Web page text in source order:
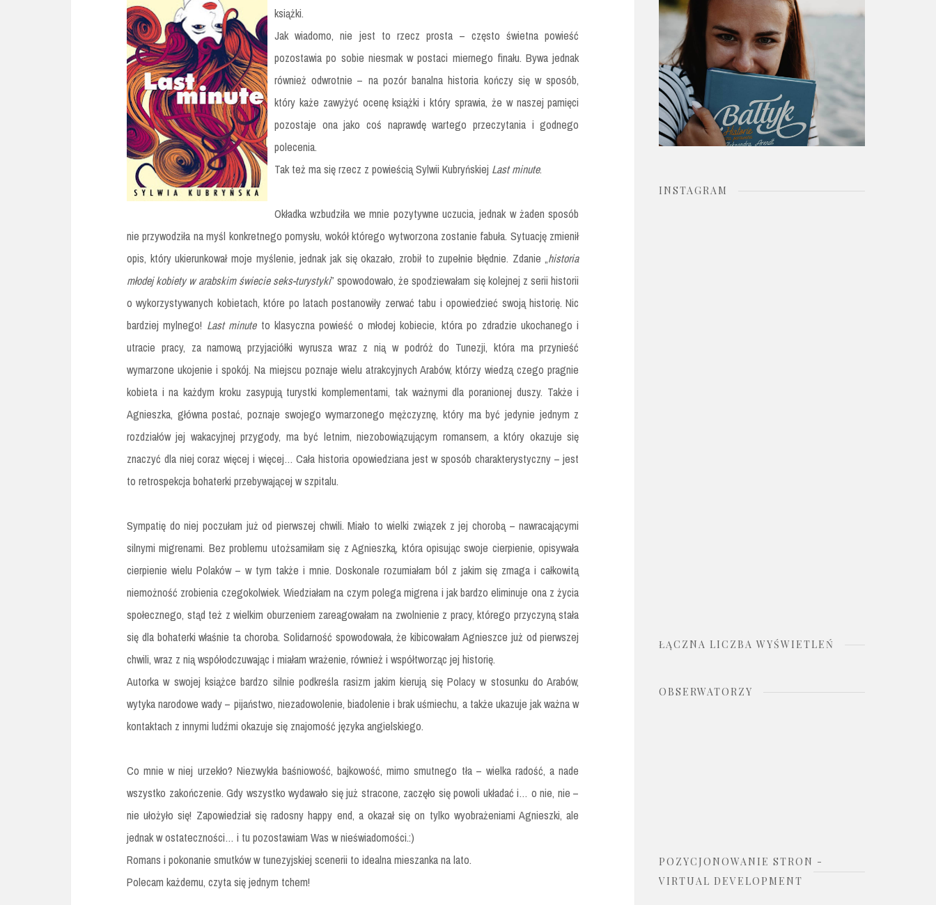
książki.
Jak wiadomo, nie jest to rzecz prosta – często świetna powieść
pozostawia po sobie niesmak w postaci miernego finału. Bywa jednak
również odwrotnie – na pozór banalna historia kończy się w sposób,
który każe zawyżyć ocenę książki i który sprawia, że w naszej pamięci
pozostaje ona jako coś naprawdę wartego przeczytania i godnego
polecenia.
Tak też ma się rzecz z powieścią Sylwii Kubryńskiej Last minute.
Okładka wzbudziła we mnie pozytywne uczucia, jednak w żaden sposób
nie przywodziła na myśl konkretnego pomysłu, wokół którego wytworzona zostanie fabuła. Sytuację zmienił
opis, który ukierunkował moje myślenie, jednak jak się okazało, zrobił to zupełnie błędnie. Zdanie „historia
młodej kobiety w arabskim świecie seks-turystyki” spowodowało, że spodziewałam się kolejnej z serii historii
o wykorzystywanych kobietach, które po latach postanowiły zerwać tabu i opowiedzieć swoją historię. Nic
bardziej mylnego! Last minuteto klasyczna powieść o młodej kobiecie, która po zdradzie ukochanego i
utracie pracy, za namową przyjaciółki wyrusza wraz z nią w podróż do Tunezji, która ma przynieść
wymarzone ukojenie i spokój. Na miejscu poznaje wielu atrakcyjnych Arabów, którzy wiedzą czego pragnie
kobieta i na każdym kroku zasypują turystki komplementami, tak ważnymi dla poranionej duszy. Także i
Agnieszka, główna postać, poznaje swojego wymarzonego mężczyznę, który ma być jedynie jednym z
rozdziałów jej wakacyjnej przygody, ma być letnim, niezobowiązującym romansem, a który okazuje się
znaczyć dla niej coraz więcej i więcej… Cała historia opowiedziana jest w sposób charakterystyczny – jest
to retrospekcja bohaterki przebywającej w szpitalu.
Sympatię do niej poczułam już od pierwszej chwili. Miało to wielki związek z jej chorobą – nawracającymi
silnymi migrenami. Bez problemu utożsamiłam się z Agnieszką, która opisując swoje cierpienie, opisywała
cierpienie wielu Polaków – w tym także i mnie. Doskonale rozumiałam ból z jakim się zmaga i całkowitą
niemożność zrobienia czegokolwiek. Wiedziałam na czym polega migrena i jak bardzo eliminuje ona z życia
społecznego, stąd też z wielkim oburzeniem zareagowałam na zwolnienie z pracy, którego przyczyną stała
się dla bohaterki właśnie ta choroba. Solidarność spowodowała, że kibicowałam Agnieszce już od pierwszej
chwili, wraz z nią współodczuwając i miałam wrażenie, również i współtworząc jej historię.
Autorka w swojej książce bardzo silnie podkreśla rasizm jakim kierują się Polacy w stosunku do Arabów,
wytyka narodowe wady – pijaństwo, niezadowolenie, biadolenie i brak uśmiechu, a także ukazuje jak ważna w
kontaktach z innymi ludźmi okazuje się znajomość języka angielskiego.
Co mnie w niej urzekło? Niezwykła baśniowość, bajkowość, mimo smutnego tła – wielka radość, a nade
wszystko zakończenie. Gdy wszystko wydawało się już stracone, zaczęło się powoli układać i… o nie, nie –
nie ułożyło się! Zapowiedział się radosny happy end, a okazał się on tylko wyobrażeniami Agnieszki, ale
jednak w ostateczności… i tu pozostawiam Was w nieświadomości.:)
Romans i pokonanie smutków w tunezyjskiej scenerii to idealna mieszanka na lato.
Polecam każdemu, czyta się jednym tchem!
o
r
:
INSTAGRAM
ŁĄCZNA LICZBA WYŚWIETLEŃ
OBSERWATORZY
POZYCJONOWANIE STRON -
VIRTUAL DEVELOPMENT